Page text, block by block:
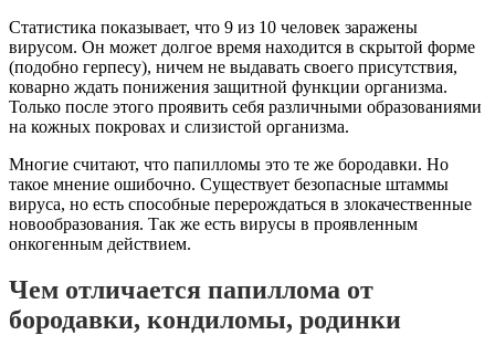
Статистика показывает, что 9 из 10 человек заражены
вирусом. Он может долгое время находится в скрытой форме
(подобно герпесу), ничем не выдавать своего присутствия,
коварно ждать понижения защитной функции организма.
Только после этого проявить себя различными образованиями
на кожных покровах и слизистой организма.
Многие считают, что папилломы это те же бородавки. Но
такое мнение ошибочно. Существует безопасные штаммы
вируса, но есть способные перерождаться в злокачественные
новообразования. Так же есть вирусы в проявленным
онкогенным действием.
Чем отличается папиллома от
бородавки, кондиломы, родинки